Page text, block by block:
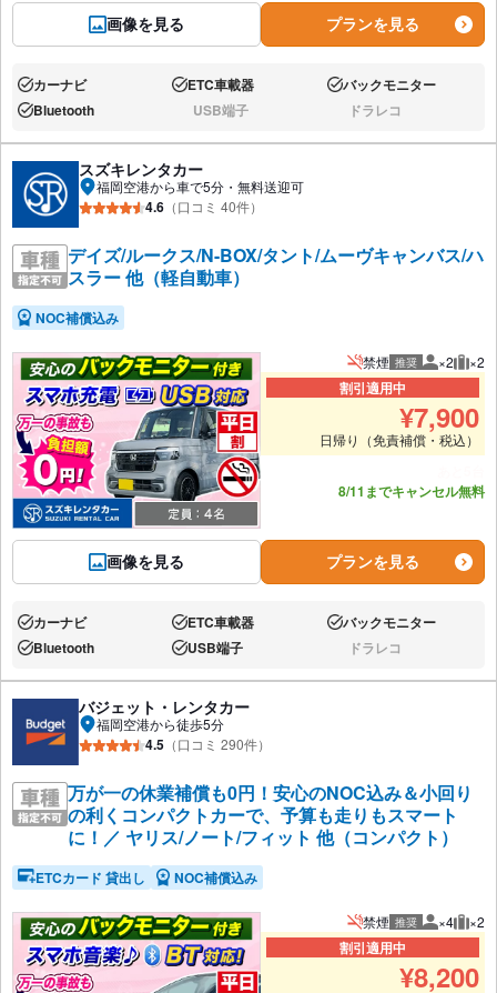
画像を見る プランを見る
あり:カーナビ あり:ETC車載器 あり:バックモニター
あり:Bluetooth なし:USB端子 なし:ドラレコ
スズキレンタカー
福岡空港から車で5分・無料送迎可
4.6 （口コミ 40件）
デイズ/ルークス/N-BOX/タント/ムーヴキャンバス/ハ
スラー 他（軽自動車）
NOC補償込み
画像を見る
禁煙 推奨 推奨人数
×2 推
×2
割引適用中
¥7,900
日帰り（免責補償・税込）
8/11までキャンセル無料
プランを見る
あり:カーナビ あり:ETC車載器 あり:バックモニター
あり:Bluetooth あり:USB端子 なし:ドラレコ
バジェット・レンタカー
福岡空港から徒歩5分
4.5 （口コミ 290件）
万が一の休業補償も0円！安心のNOC込み＆小回り
の利くコンパクトカーで、予算も走りもスマート
に！／ ヤリス/ノート/フィット 他（コンパクト）
ETCカード 貸出し NOC補償込み
禁煙 推奨 推奨人数
×4 推
×2
割引適用中
¥8,200